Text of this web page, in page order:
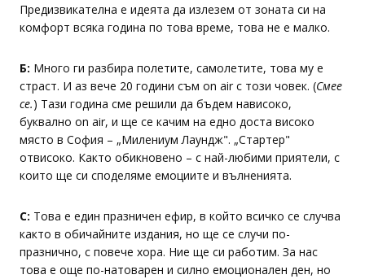
Предизвикателна е идеята да излезем от зоната си на
комфорт всяка година по това време, това не е малко.
Б: Много ги разбира полетите, самолетите, това му е
страст. И аз вече 20 години съм on air с този човек. (Смее
се.) Тази година сме решили да бъдем нависоко,
буквално on air, и ще се качим на едно доста високо
място в София – „Милениум Лаундж". „Стартер"
отвисоко. Както обикновено – с най-любими приятели, с
които ще си споделяме емоциите и вълненията.
С: Това е един празничен ефир, в който всичко се случва
както в обичайните издания, но ще се случи по-
празнично, с повече хора. Ние ще си работим. За нас
това е още по-натоварен и силно емоционален ден, но